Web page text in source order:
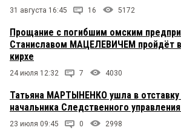
31 августа 16:45 16 5172
Прощание с погибшим омским
Станиславом МАЦЕЛЕВИЧЕМ пройдёт
кирхе
24 июля 12:32 7 4030
Татьяна МАРТЫНЕНКО ушла в
начальника Следственного
23 июля 09:45 0 2998